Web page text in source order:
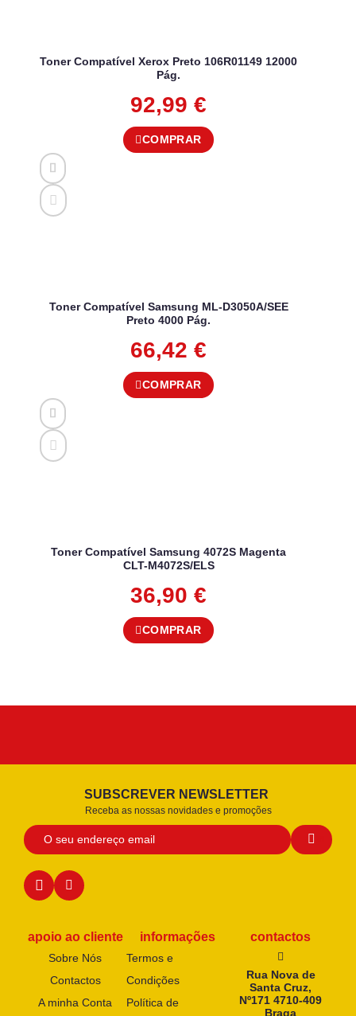
Toner Compatível Xerox Preto 106R01149 12000
Pág.
92,99 €
COMPRAR
Toner Compatível Samsung ML-D3050A/SEE
Preto 4000 Pág.
66,42 €
COMPRAR
Toner Compatível Samsung 4072S Magenta
CLT-M4072S/ELS
36,90 €
COMPRAR
SUBSCREVER NEWSLETTER
Receba as nossas novidades e promoções
apoio ao cliente
Sobre Nós
Contactos
A minha Conta
informações
Termos e
Condições
Política de
contactos
Rua Nova de
Santa Cruz,
Nº171 4710-409
Braga